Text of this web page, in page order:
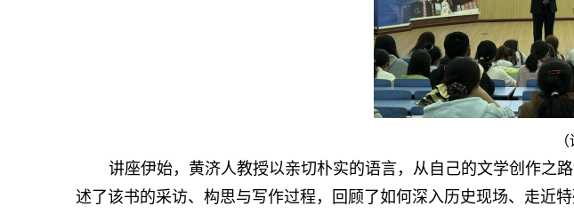
讲座伊始，黄济人教授以亲切朴实的语言，从自己的文学创作之
述了该书的采访、构思与写作过程，回顾了如何深入历史现场、走近